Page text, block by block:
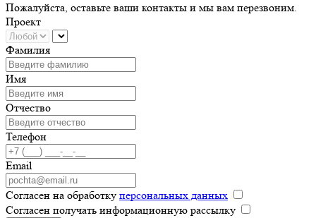
Пожалуйста, оставьте ваши контакты и мы вам перезвоним.
Проект
Фамилия
Имя
Отчество
Телефон
Email
Согласен на обработку персональных данных
Согласен получать информационную рассылку